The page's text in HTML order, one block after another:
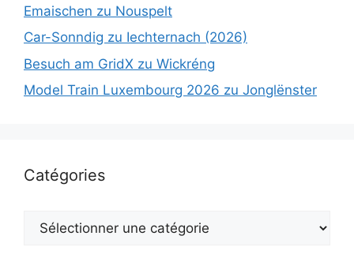
Emaischen zu Nouspelt
Car-Sonndig zu Iechternach (2026)
Besuch am GridX zu Wickréng
Model Train Luxembourg 2026 zu Jonglënster
Catégories
Catégories